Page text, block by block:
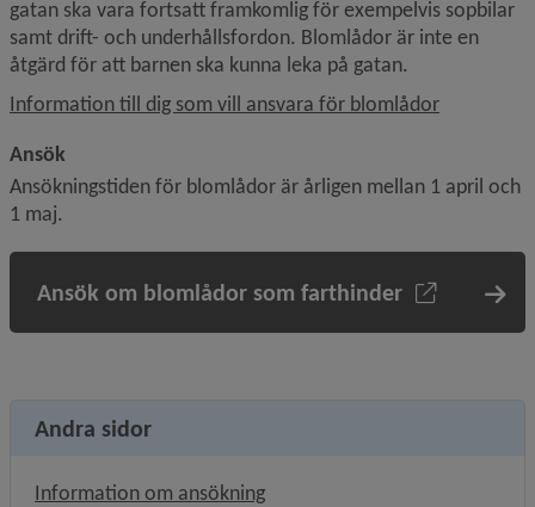
gatan ska vara fortsatt framkomlig för exempelvis sopbilar
samt drift- och underhållsfordon. Blomlådor är inte en
åtgärd för att barnen ska kunna leka på gatan.
Information till dig som vill ansvara för blomlådor
Ansök
Ansökningstiden för blomlådor är årligen mellan 1 april och
1 maj.
Ansök om blomlådor som farthinder
Andra sidor
Information om ansökning